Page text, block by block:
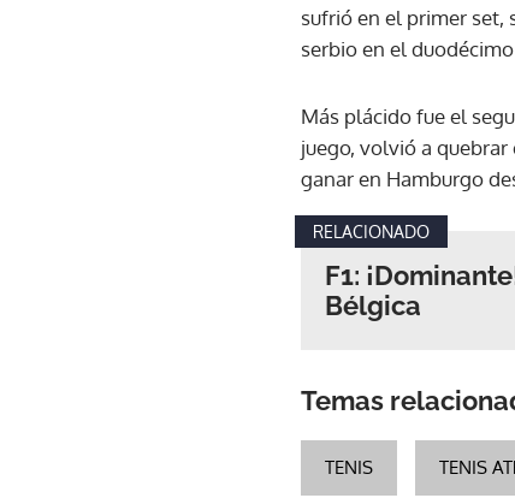
sufrió en el primer set,
serbio en el
Más plácido fue el
juego, volvió a
ganar en Hamburgo
RELACIONADO
F1:
Bélgica
Temas
TENIS TENIS